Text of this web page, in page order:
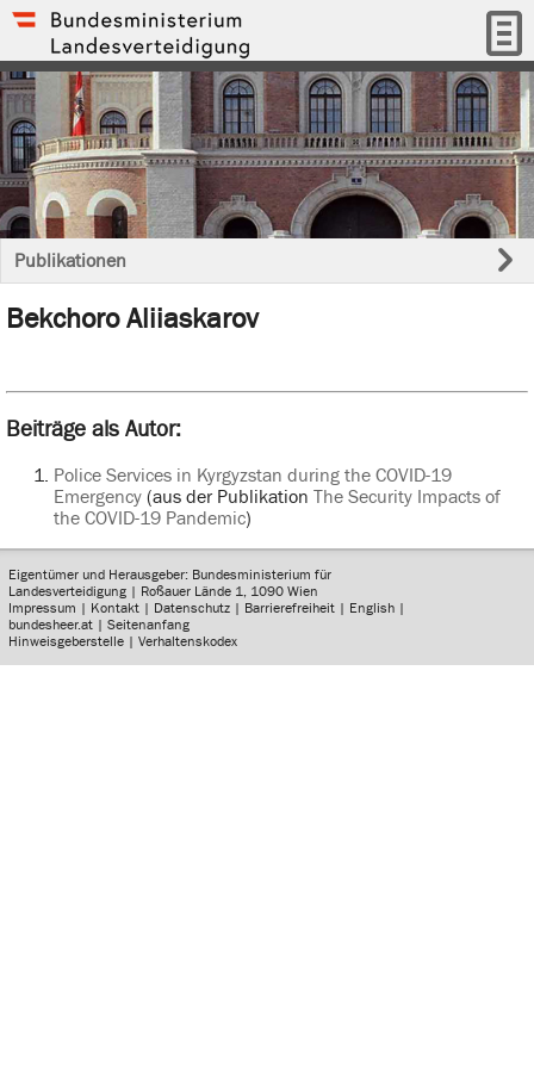
Publikationen
Bekchoro Aliiaskarov
Beiträge als Autor:
Police Services in Kyrgyzstan during the COVID-19
Emergency(aus der Publikation The Security Impacts of
the COVID-19 Pandemic)
Eigentümer und Herausgeber: Bundesministerium für
Landesverteidigung | Roßauer Lände 1, 1090 Wien
Impressum | Kontakt | Datenschutz | Barrierefreiheit | English |
bundesheer.at |Seitenanfang
Hinweisgeberstelle |Verhaltenskodex